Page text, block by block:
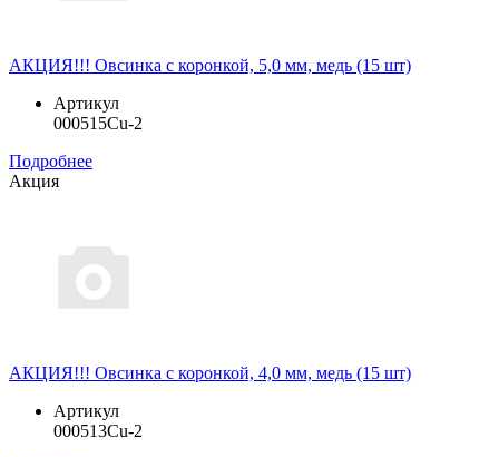
АКЦИЯ!!! Овсинка с коронкой, 5,0 мм, медь (15 шт)
Артикул
000515Cu-2
Подробнее
Акция
АКЦИЯ!!! Овсинка с коронкой, 4,0 мм, медь (15 шт)
Артикул
000513Cu-2